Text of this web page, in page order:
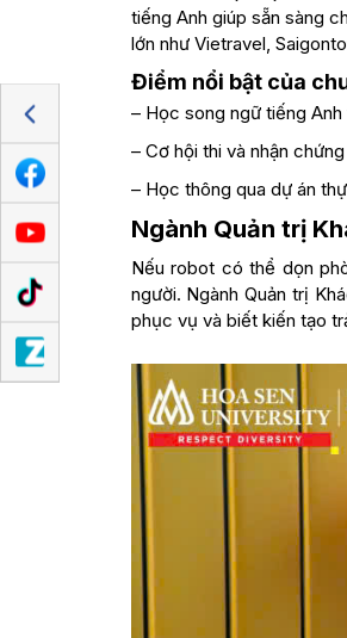
tiếng Anh giúp sẵn sàng
lớn như Vietravel,
Điểm nổi bật của
– Học song ngữ tiếng
– Cơ hội thi và nhận
– Học thông qua dự án
Ngành Quản trị
Nếu robot có thể dọn
người. Ngành Quản trị
phục vụ và biết kiến tạo